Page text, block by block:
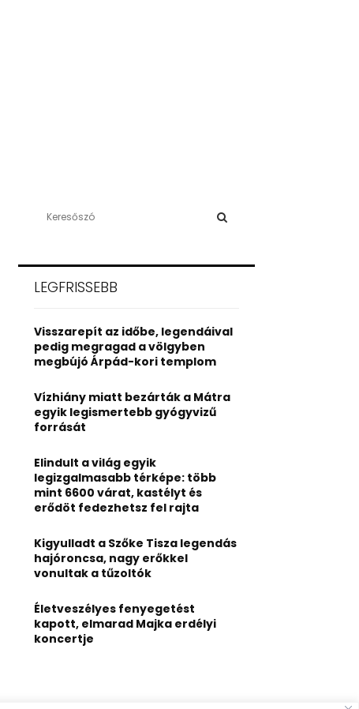
h
o
r
:
H
LEGFRISSEBB
Visszarepít az időbe, legendáival
pedig megragad a völgyben
megbújó Árpád-kori templom
Vízhiány miatt bezárták a Mátra
egyik legismertebb gyógyvizű
forrását
Elindult a világ egyik
legizgalmasabb térképe: több
mint 6600 várat, kastélyt és
erődöt fedezhetsz fel rajta
Kigyulladt a Szőke Tisza legendás
hajóroncsa, nagy erőkkel
vonultak a tűzoltók
Életveszélyes fenyegetést
kapott, elmarad Majka erdélyi
koncertje